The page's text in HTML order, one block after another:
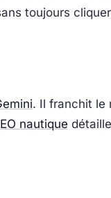
toujours
. Il franchit le
nautique